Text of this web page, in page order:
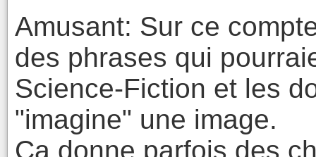
Amusant: Sur ce
des phrases qui
Science-Fiction et les
"imagine" une image.
Ça donne parfois des